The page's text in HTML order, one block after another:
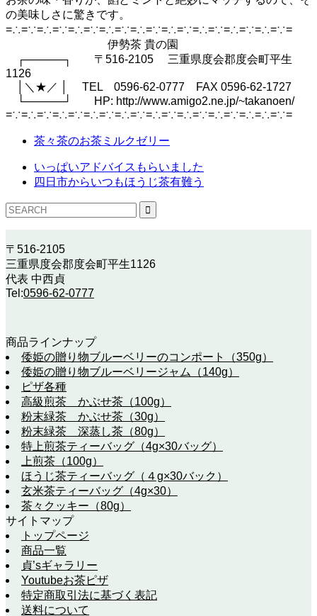
の美味しさに驚きです。
=∴=∵=∴=∵=∴=∵=∴=∵=∴=∵=∴=∵=∴=∵=∴=∵=∴=∵=
伊勢茶 貴の園
┌─────┐ 〒516-2105 三重県度会郡度会町平生
1126
│＼★／ │ TEL 0596-62-0777 FAX 0596-62-1727
└─────┘ HP: http://www.amigo2.ne.jp/~takanoen/
=∵=∴=∵=∴=∵=∴=∵=∴=∵=∴=∵=∴=∵=∴=∵=∴=∴=∵=
茶々茶のお茶ミルクゼリー
いっぱいアドバイスもらいました
四日市からいつもほうじ茶有難う
〒516-2105
三重県度会郡度会町平生1126
代表 中西貞
Tel:0596-62-0777
商品ラインナップ
倭姫の贈り物ブルーベリーのコンポート（350g）
倭姫の贈り物ブルーベリージャム（140g）
ピザ各種
高級煎茶 かぶせ茶（100g）
粉末緑茶 かぶせ茶（30g）
粉末緑茶 深蒸し茶（80g）
特上煎茶ティーバッグ（4g×30バッグ）
上煎茶（100g）
ほうじ茶ティーバッグ（４g×30バック）
玄米茶ティーバッグ（4g×30）
茶々クッキー（80g）
サイトマップ
トップページ
商品一覧
貞’sギャラリー
Youtubeお茶ピザ
特定商取引法に基づく表記
送料について